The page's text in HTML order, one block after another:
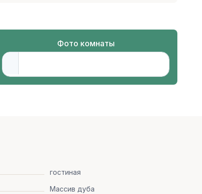
Фото комнаты
гостиная
Массив дуба